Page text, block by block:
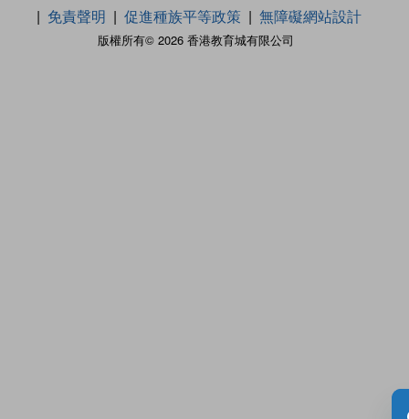
版權所有© 2026 香港教育城有限公司
免責聲明
促進種族平等政策 無障礙網站設計